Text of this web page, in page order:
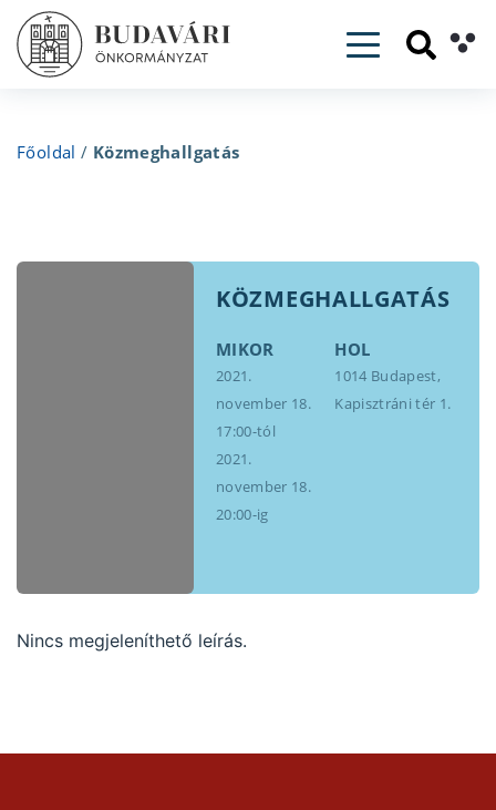
Toggle
Főoldal / Közmeghallgatás
KÖZMEGHALLGATÁS
MIKOR
2021.
november 18.
17:00-tól
2021.
november 18.
20:00-ig
HOL
1014 Budapest,
Kapisztráni tér 1.
Nincs megjeleníthető leírás.